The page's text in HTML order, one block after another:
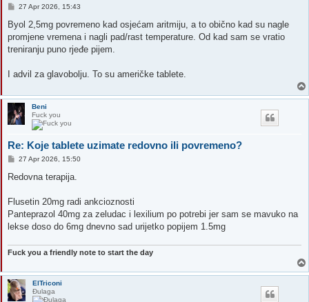
P
s
t
27 Apr 2026, 15:43
Byol 2,5mg povremeno kad osjećam aritmiju, a to obično kad su nagle
promjene vremena i nagli pad/rast temperature. Od kad sam se vratio
treniranju puno rjeđe pijem.
I advil za glavobolju. To su američke tablete.
Beni
Fuck you
Re: Koje tablete uzimate redovno ili povremeno?
P
s
27 Apr 2026, 15:50
Redovna terapija.
Flusetin 20mg radi ankcioznosti
Panteprazol 40mg za zeludac i lexilium po potrebi jer sam se mavuko na
lekse doso do 6mg dnevno sad urijetko popijem 1.5mg
Fuck you a friendly note to start the day
ElTriconi
Đulaga